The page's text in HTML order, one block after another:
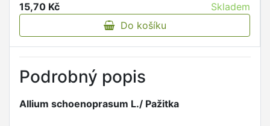
15,70 Kč
Skladem
Do košíku
Podrobný popis
Allium schoenoprasum L./ Pažitka